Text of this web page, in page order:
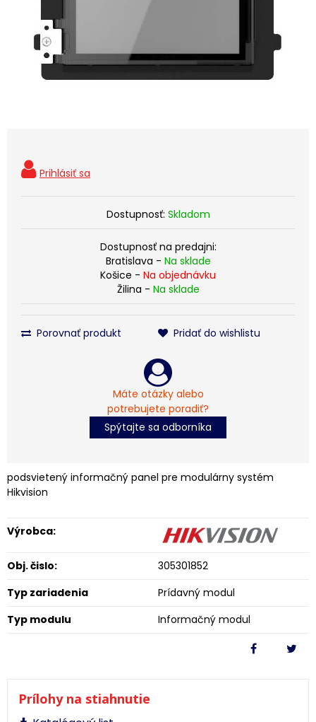
Dostupnosť: Skladom
Dostupnosť na predajni:
Bratislava - Na sklade
Košice - Na objednávku
Žilina - Na sklade
Porovnať produkt Pridať do wishlistu
Máte otázky alebo
potrebujete poradiť?
Spýtajte sa odborníka
podsvietený informačný panel pre modulárny systém
Hikvision
Výrobca:
Obj. čislo:
305301852
Typ zariadenia
Prídavný modul
Typ modulu
Informačný modul
Prílohy na stiahnutie